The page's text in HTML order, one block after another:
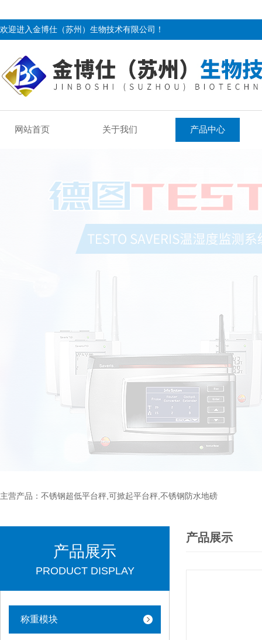
欢迎进入金博仕（苏州）生物技术有限公司！
网站首页 关于我们 产品中心
主营产品：不锈钢超低平台秤,可掀起平台秤,不锈钢防水地磅
产品展示
PRODUCT DISPLAY
称重模块
产品展示